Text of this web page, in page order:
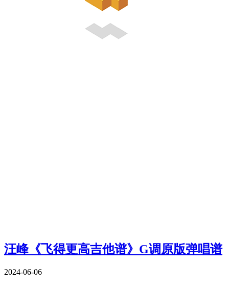
汪峰《飞得更高吉他谱》G调原版弹唱谱
2024-06-06